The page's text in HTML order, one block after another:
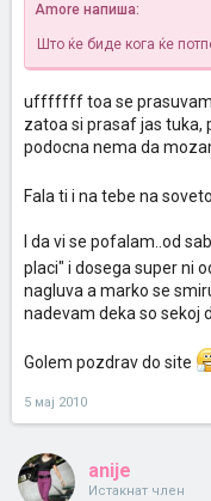
Amore напиша:
Што ќе биде кога ќе
ufffffff toa se prasuvam
zatoa si prasaf jas tuka,
podocna nema da
Fala ti i na tebe na
I da vi se pofalam..od
placi" i dosega super ni
nagluva a marko se
nadevam deka so sekoj
Golem pozdrav do site
5 мај 2010
anije
Истакнат член